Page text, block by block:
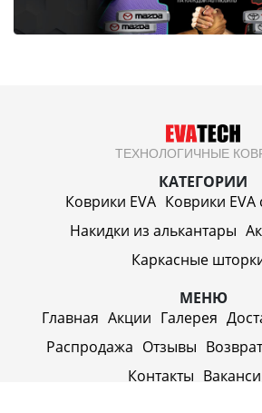
ТЕХНОЛОГИЧНЫЕ
КАТЕГОРИИ
Коврики EVA Коврики
Накидки из алькантары
Каркасные
МЕНЮ
Главная Акции Галерея
Распродажа Отзывы Возврат
Контакты